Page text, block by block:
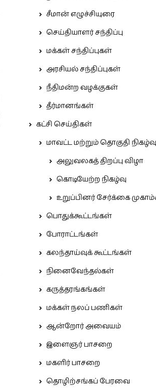
சீமான் எழுச்சியுரை
செய்தியாளர் சந்திப்பு
மக்கள் சந்திப்புகள்
அரசியல் சந்திப்புகள்
நீதிமன்ற வழக்குகள்
தீர்மானங்கள்
கட்சி செய்திகள்
மாவட்ட மற்றும் தொகுதி
அலுவலகத் திறப்பு விழா
கொடியேற்ற நிகழ்வு
உறுப்பினர் சேர்க்கை
பொதுக்கூட்டங்கள்
போராட்டங்கள்
கலந்தாய்வுக் கூட்டங்கள்
நினைவேந்தல்கள்
கருத்தரங்கங்கள்
மக்கள் நலப் பணிகள்
ஆன்றோர் அவையம்
இளைஞர் பாசறை
மகளிர் பாசறை
தொழிற்சங்கப் பேரவை